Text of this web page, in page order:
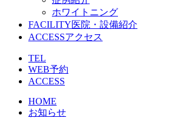
ホワイトニング
FACILITY医院・設備紹介
ACCESSアクセス
TEL
WEB予約
ACCESS
HOME
お知らせ